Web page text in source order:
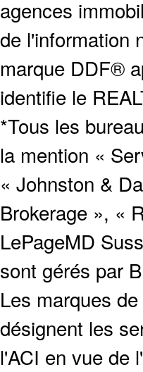
agences
de l'information
marque DDF®
identifie le
*Tous les
la mention «
« Johnston &
Brokerage », «
LePageMD
sont gérés par
Les marques
désignent les
l'ACI en vue de